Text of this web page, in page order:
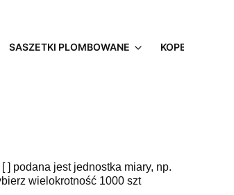
SASZETKI PLOMBOWANE KOPERTY
podana jest jednostka miary, np.
wielokrotność 1000 szt